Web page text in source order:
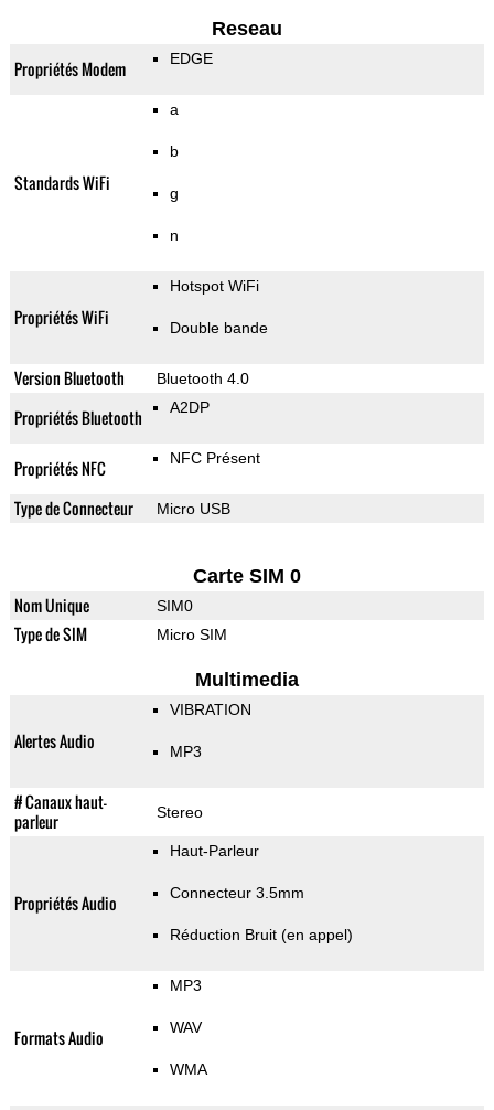
Reseau
Propriétés Modem EDGE
Standards WiFi
a
b
g
n
Propriétés WiFi
Hotspot WiFi
Double bande
Version Bluetooth Bluetooth 4.0
Propriétés Bluetooth A2DP
Propriétés NFC NFC Présent
Type de Connecteur Micro USB
Carte SIM 0
Nom Unique SIM0
Type de SIM Micro SIM
Multimedia
Alertes Audio
VIBRATION
MP3
# Canaux haut-
parleur
Stereo
Propriétés Audio
Haut-Parleur
Connecteur 3.5mm
Réduction Bruit (en appel)
Formats Audio
MP3
WAV
WMA